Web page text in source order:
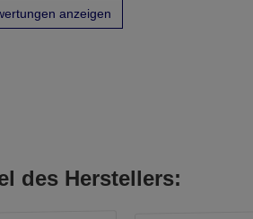
anzeigen
des Herstellers: